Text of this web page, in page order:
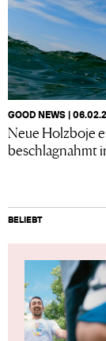
GOOD NEWS |
Neue Holzboje
beschlagnahmt
BELIEBT